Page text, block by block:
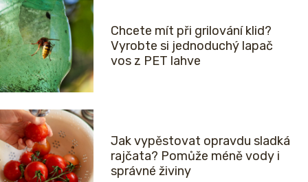
Chcete mít při grilování klid?
Vyrobte si jednoduchý lapač
vos z PET lahve
Jak vypěstovat opravdu sladká
rajčata? Pomůže méně vody i
správné živiny